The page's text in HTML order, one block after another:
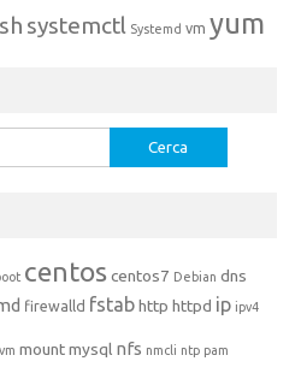
systemctl Systemd vm yum
centoscentos7 Debian dns
firewalld fstabhttp httpd ip ipv4
mountmysql nfs nmcli ntp pam